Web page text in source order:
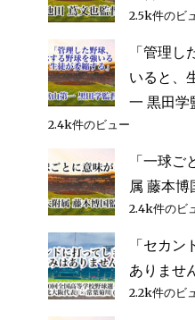
浩
督
2.5k件のビ
「管理
いると、
一 黒田学
2.4k件のビュー
「一球
属 藤本博
2.4k件のビ
「セカ
ありませ
2.2k件のビ